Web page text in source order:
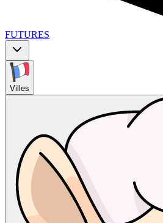
FUTURES
Villes